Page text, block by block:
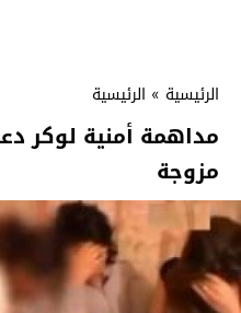
الرئيسية » الرئيسية
مداهمة أمنية لوكر
مزوجة